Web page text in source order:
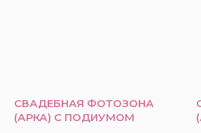
СВАДЕБНАЯ ФОТОЗОНА
(АРКА) С ПОДИУМОМ